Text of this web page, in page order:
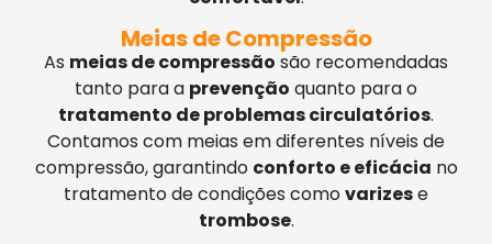
Meias de Compressão
As meias de compressão são recomendadas
tanto para a prevenção quanto para o
tratamento de problemas circulatórios.
Contamos com meias em diferentes níveis de
compressão, garantindo conforto e eficácia no
tratamento de condições comovarizese
trombose.